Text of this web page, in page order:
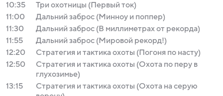
10:35
Три охотницы (Первый ток)
11:00
Дальний заброс (Минноу и поппер)
11:30
Дальний заброс (В миллиметрах от рекорда)
11:55
Дальний заброс (Мировой рекорд!)
12:20
Стратегия и тактика охоты (Погоня по насту)
12:50
Стратегия и тактика охоты (Охота по перу в
глухозимье)
13:15
Стратегия и тактика охоты (Охота на серую